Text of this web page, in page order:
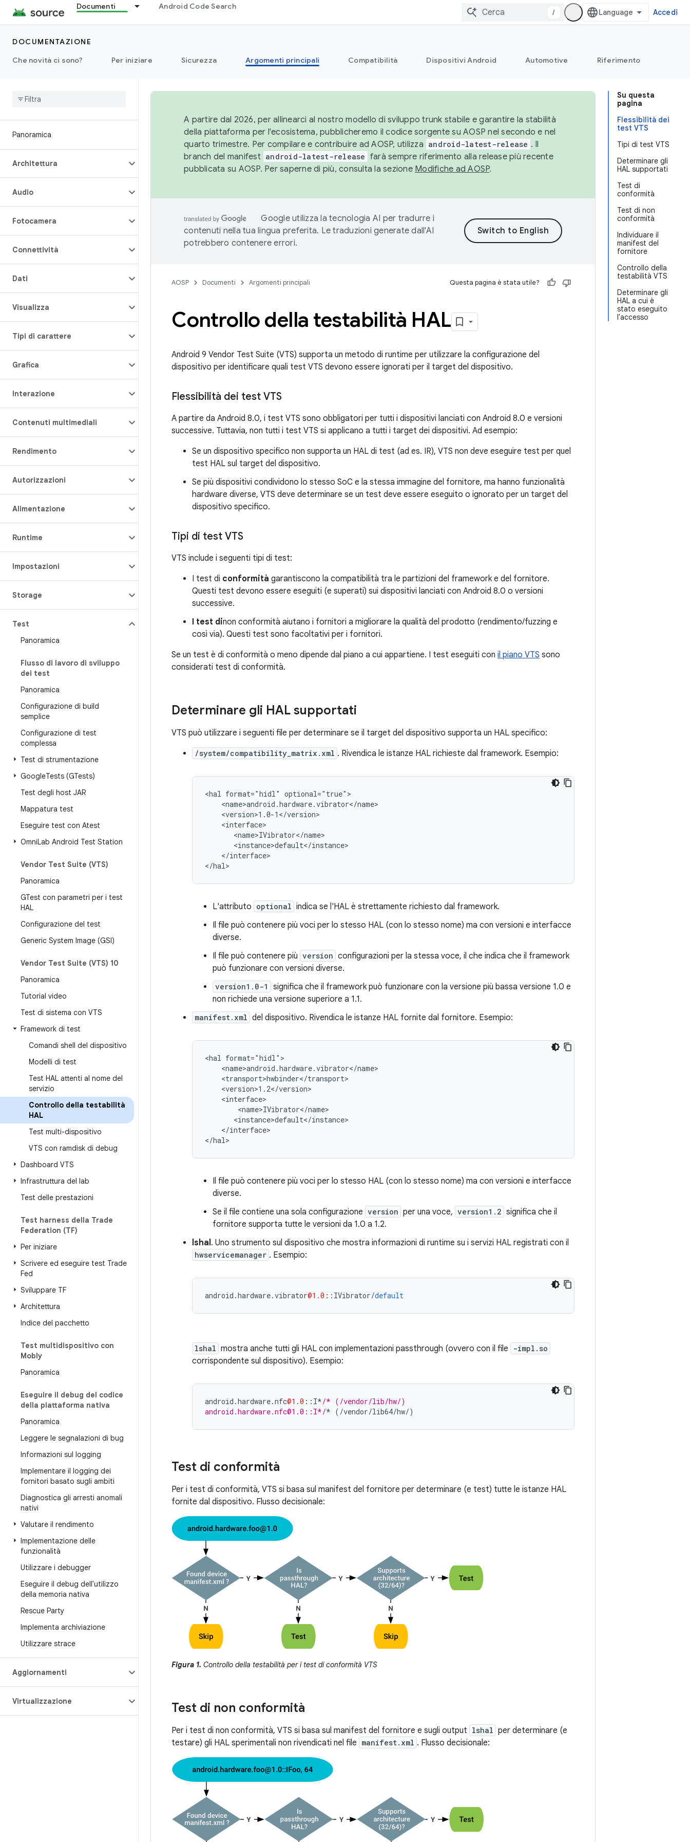
Documenti Android Code Search
/ Accedi
DOCUMENTAZIONE
Che novità ci sono?
Per iniziare Sicurezza Argomenti principali Compatibilità Dispositivi Android Automotive Riferimento
Panoramica
Architettura
Audio
Fotocamera
Connettività
Dati
Visualizza
Tipi di carattere
Grafica
Interazione
Contenuti multimediali
Rendimento
Autorizzazioni
Alimentazione
Runtime
Impostazioni
Storage
Test
Panoramica
Flusso di lavoro di sviluppo
dei test
Panoramica
Configurazione di build
semplice
Configurazione di test
complessa
Test di strumentazione
GoogleTests (GTests)
Test degli host JAR
Mappatura test
Eseguire test con Atest
OmniLab Android Test Station
Vendor Test Suite (VTS)
Panoramica
GTest con parametri per i test
HAL
Configurazione del test
Generic System Image (GSI)
Vendor Test Suite (VTS) 10
Panoramica
Tutorial video
Test di sistema con VTS
Framework di test
Comandi shell del dispositivo
Modelli di test
Test HAL attenti al nome del
servizio
Controllo della testabilità
HAL
Test multi-dispositivo
VTS con ramdisk di debug
Dashboard VTS
Infrastruttura del lab
Test delle prestazioni
Test harness della Trade
Federation (TF)
Per iniziare
Scrivere ed eseguire test Trade
Fed
Sviluppare TF
Architettura
Indice del pacchetto
Test multidispositivo con
Mobly
Panoramica
Eseguire il debug del codice
della piattaforma nativa
Panoramica
Leggere le segnalazioni di bug
Informazioni sul logging
Implementare il logging dei
fornitori basato sugli ambiti
Diagnostica gli arresti anomali
nativi
Valutare il rendimento
Implementazione delle
funzionalità
Utilizzare i debugger
Eseguire il debug dell'utilizzo
della memoria nativa
Rescue Party
Implementa archiviazione
Utilizzare strace
Aggiornamenti
Virtualizzazione
Su questa
pagina
Flessibilità dei
test VTS
Tipi di test VTS
Determinare gli
HAL supportati
Test di
conformità
Test di non
conformità
Individuare il
manifest del
fornitore
Controllo della
testabilità VTS
Determinare gli
HAL a cui è
stato eseguito
l'accesso
A partire dal 2026, per allinearci al nostro modello di sviluppo trunk stabile e garantire la stabilità
della piattaforma per l'ecosistema, pubblicheremo il codice sorgente su AOSP nel secondo e nel
quarto trimestre. Per compilare e contribuire ad AOSP, utilizza android-latest-release . Il
branch del manifest android-latest-release farà sempre riferimento alla release più recente
pubblicata su AOSP. Per saperne di più, consulta la sezione Modifiche ad AOSP.
Google utilizza la tecnologia AI per tradurre i
contenuti nella tua lingua preferita. Le traduzioni generate dall'AI
potrebbero contenere errori.
AOSP Documenti Argomenti principali Questa pagina è stata utile?
Controllo della testabilità HAL
Android 9 Vendor Test Suite (VTS) supporta un metodo di runtime per utilizzare la configurazione del
dispositivo per identificare quali test VTS devono essere ignorati per il target del dispositivo.
Flessibilità dei test VTS
A partire da Android 8.0, i test VTS sono obbligatori per tutti i dispositivi lanciati con Android 8.0 e versioni
successive. Tuttavia, non tutti i test VTS si applicano a tutti i target dei dispositivi. Ad esempio:
Se un dispositivo specifico non supporta un HAL di test (ad es. IR), VTS non deve eseguire test per quel
test HAL sul target del dispositivo.
Se più dispositivi condividono lo stesso SoC e la stessa immagine del fornitore, ma hanno funzionalità
hardware diverse, VTS deve determinare se un test deve essere eseguito o ignorato per un target del
dispositivo specifico.
Tipi di test VTS
VTS include i seguenti tipi di test:
I test di conformità garantiscono la compatibilità tra le partizioni del framework e del fornitore.
Questi test devono essere eseguiti (e superati) sui dispositivi lanciati con Android 8.0 o versioni
successive.
I test dinon conformità aiutano i fornitori a migliorare la qualità del prodotto (rendimento/fuzzing e
così via). Questi test sono facoltativi per i fornitori.
Se un test è di conformità o meno dipende dal piano a cui appartiene. I test eseguiti con il piano VTS sono
considerati test di conformità.
Determinare gli HAL supportati
VTS può utilizzare i seguenti file per determinare se il target del dispositivo supporta un HAL specifico:
/system/compatibility_matrix.xml . Rivendica le istanze HAL richieste dal framework. Esempio:
<hal format="hidl" optional="true">
    <name>android.hardware.vibrator</name>
    <version>1.0-1</version>
    <interface>
       <name>IVibrator</name>
       <instance>default</instance>
    </interface>
</hal>
L'attributo optional indica se l'HAL è strettamente richiesto dal framework.
Il file può contenere più voci per lo stesso HAL (con lo stesso nome) ma con versioni e interfacce
diverse.
Il file può contenere più version configurazioni per la stessa voce, il che indica che il framework
può funzionare con versioni diverse.
version1.0-1
significa che il framework può funzionare con la versione più bassa versione 1.0 e
non richiede una versione superiore a 1.1.
manifest.xml del dispositivo. Rivendica le istanze HAL fornite dal fornitore. Esempio:
<hal format="hidl">
    <name>android.hardware.vibrator</name>
    <transport>hwbinder</transport>
    <version>1.2</version>
    <interface>
        <name>IVibrator</name>
       <instance>default</instance>
    </interface>
</hal>
Il file può contenere più voci per lo stesso HAL (con lo stesso nome) ma con versioni e interfacce
diverse.
Se il file contiene una sola configurazione version per una voce, version1.2 significa che il
fornitore supporta tutte le versioni da 1.0 a 1.2.
lshal. Uno strumento sul dispositivo che mostra informazioni di runtime su i servizi HAL registrati con il
hwservicemanager . Esempio:
android .hardware.vibrator@1.0 :: IVibrator/default
lshal mostra anche tutti gli HAL con implementazioni passthrough (ovvero con il file -impl.so
corrispondente sul dispositivo). Esempio:
android .hardware.nfc@1.0 :: I*/* (/vendor/lib/hw/)
android.hardware.nfc@1.0::I*/* ( /vendor/lib64/hw/)
Test di conformità
Per i test di conformità, VTS si basa sul manifest del fornitore per determinare (e test) tutte le istanze HAL
fornite dal dispositivo. Flusso decisionale:
Figura 1. Controllo della testabilità per i test di conformità VTS
Test di non conformità
Per i test di non conformità, VTS si basa sul manifest del fornitore e sugli output lshal per determinare (e
testare) gli HAL sperimentali non rivendicati nel file manifest.xml . Flusso decisionale: